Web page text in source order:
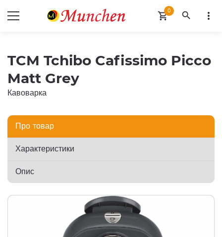
shopping_cart0 search more_vert
TCM Tchibo Cafissimo Picco
Matt Grey
Кавоварка
Про товар
Характеристики
Опис